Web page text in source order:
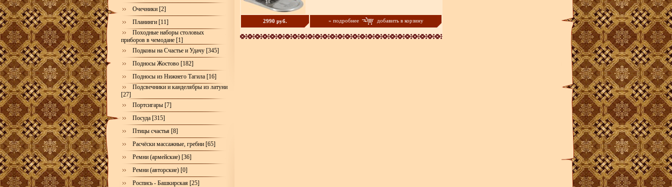
Очечники [2]
Планинги [11]
Походные наборы столовых
приборов в чемодане [1]
Подковы на Счастье и Удачу [345]
Подносы Жостово [182]
Подносы из Нижнего Тагила [16]
Подсвечники и канделябры из латуни
[27]
Портсигары [7]
Посуда [315]
Птицы счастья [8]
Расчёски массажные, гребни [65]
Ремни (армейские) [36]
Ремни (авторские) [0]
Роспись - Башкирская [25]
2990 руб. » подробнее добавить в корзину